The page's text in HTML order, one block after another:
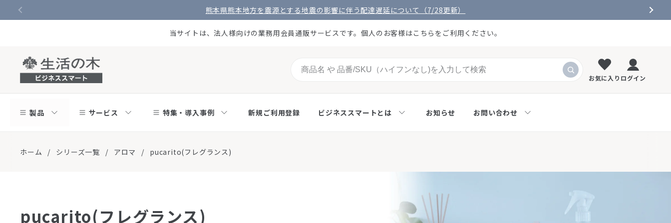
コンテンツへスキップ 熊本県熊本地方を震源とする地震の影響に伴う配達遅延について（7/28更新）
当サイトは、法人様向けの業務用会員通販サービスです。個人のお客様はこちらをご利用ください。
お気に入り ログイン
製品 サービス 特集・導入事例 新規ご利用登録 ビジネススマートとは お知らせ お問い合わせ
ホーム / シリーズ一覧 / アロマ / pucarito(フレグランス)
pucarito(フレグランス)